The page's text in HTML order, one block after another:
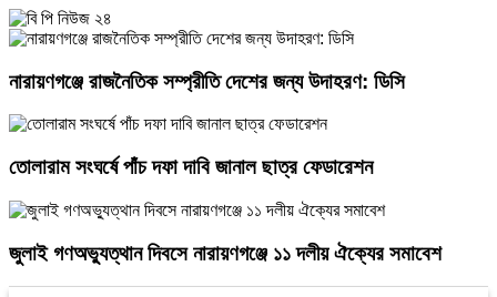
নারায়ণগঞ্জে রাজনৈতিক সম্প্রীতি দেশের জন্য উদাহরণ: ডিসি
তোলারাম সংঘর্ষে পাঁচ দফা দাবি জানাল ছাত্র ফেডারেশন
জুলাই গণঅভ্যুত্থান দিবসে নারায়ণগঞ্জে ১১ দলীয় ঐক্যের সমাবেশ